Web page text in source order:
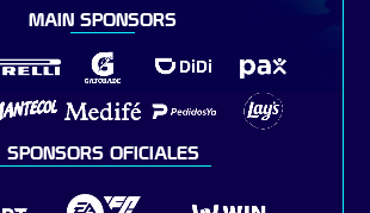
MAIN SPONSORS
SPONSORS OFICIALES